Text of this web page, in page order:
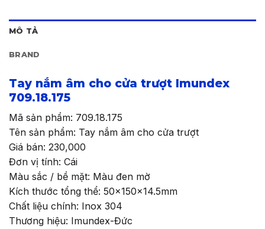
MÔ TẢ
BRAND
Tay nắm âm cho cửa trượt Imundex
709.18.175
Mã sản phẩm: 709.18.175
Tên sản phẩm: Tay nắm âm cho cửa trượt
Giá bán: 230,000
Đơn vị tính: Cái
Màu sắc / bề mặt: Màu đen mờ
Kích thước tổng thể: 50x150x14.5mm
Chất liệu chính: Inox 304
Thương hiệu: Imundex-Đức